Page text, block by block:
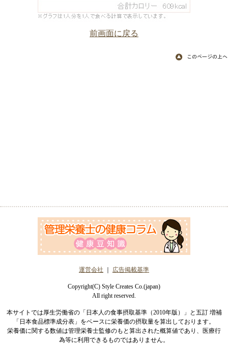
前画面に戻る
運営会社 広告掲載基準
Copyright(C) Style Creates Co.(japan)
All right reserved.
本サイトでは厚生労働省の「日本人の食事摂取基準（2010年版）」と五訂 増補
「日本食品標準成分表」をベースに栄養価の摂取量を算出しております。
栄養価に関する数値は管理栄養士監修のもと算出された概算値であり、医療行
為等に利用できるものではありません。